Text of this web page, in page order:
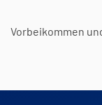
Vorbeikommen